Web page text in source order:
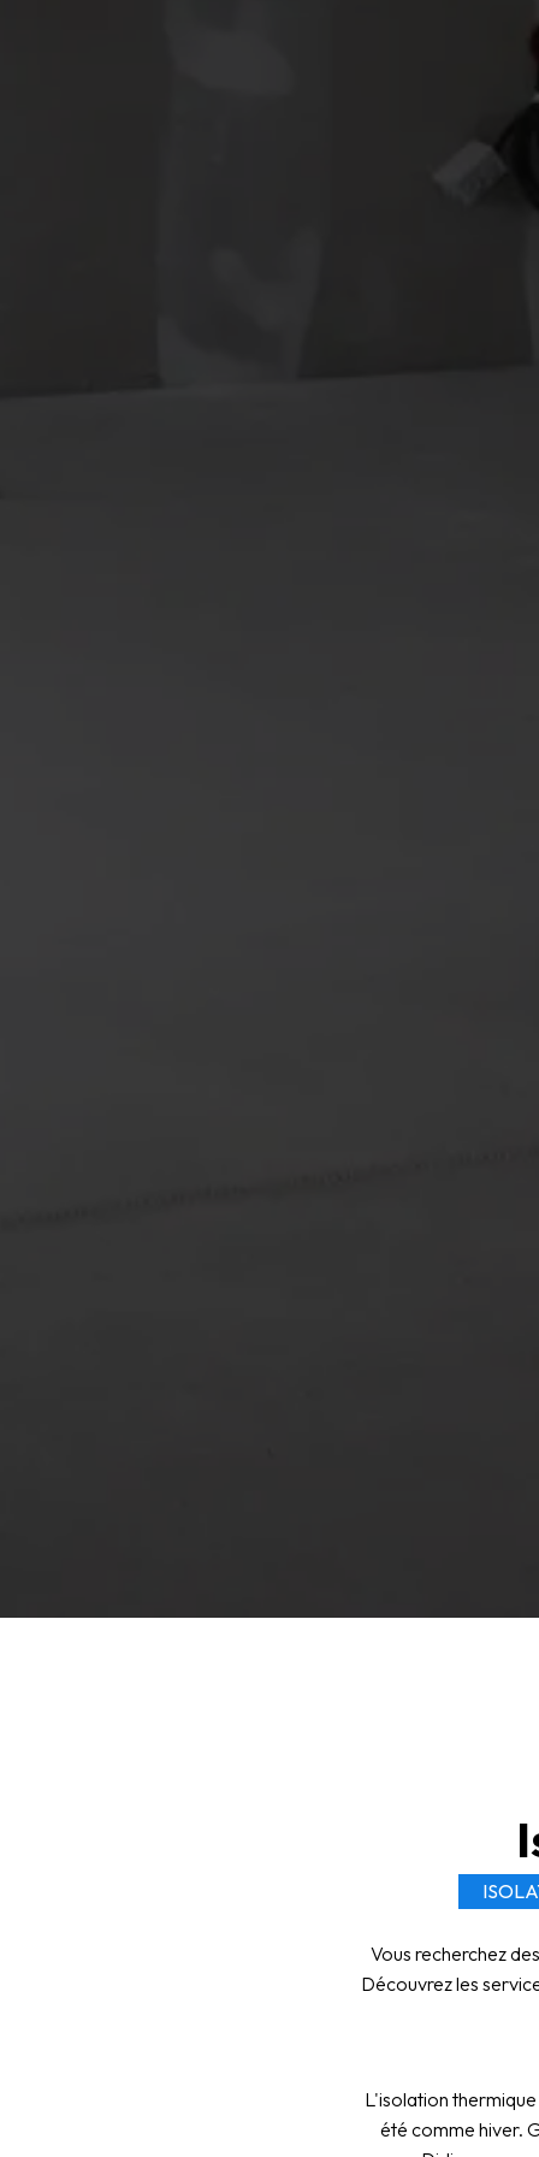
Vous recherchez
Découvrez les
L'isolation
été comme hiver.